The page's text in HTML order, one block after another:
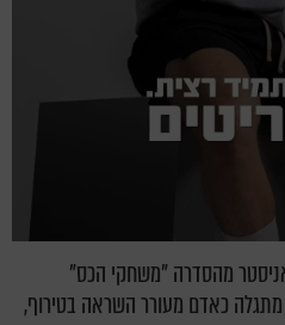
מהסדרה "משחקי הכס"
כאדם מעורר השראה בטירוף,